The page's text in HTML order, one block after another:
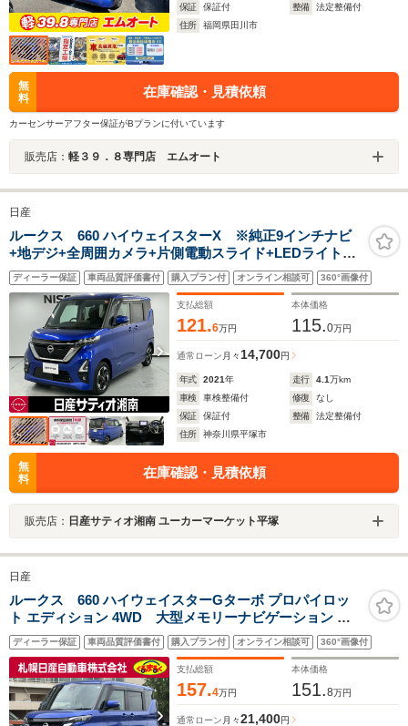
保証
保証付 整備
法定整備付
住所
福岡県田川市
無
料
在庫確認・見積依頼
カーセンサーアフター保証がBプランに付いています
販売店： 軽３９．８専門店 エムオート
日産
ルークス 660 ハイウェイスターX ※純正9インチナビ
+地デジ+全周囲カメラ+片側電動スライド+LEDライト
+ドラレコ+ETC+インテリジェントキー+サイドエアバッ
ク+カーテンエアバック+衝突被害軽減ブレーキ+踏み間違
い防止+車線逸脱警報※
ディーラー保証 車両品質評価書付 購入プラン付 オンライン相談可 360°画像付
支払総額
121.6万円
本体価格
115.0万円
通常ローン 月々 14,700円
年式 2021年 走行 4.1万km
車検
車検整備付 修復
なし
保証
保証付 整備
法定整備付
住所
神奈川県平塚市
無
料
在庫確認・見積依頼
販売店： 日産サティオ湘南 ユーカーマーケット平塚
日産
ルークス 660 ハイウェイスターGターボ プロパイロッ
ト エディション 4WD 大型メモリーナビゲーション フ
ルセグテレビ アラウンドビューモニター インテリジェ
ントキー LEDヘッドライト エマージェンシーブレーキ プ
ロパイロット 両側オートスライドドア VDC 4WD
ディーラー保証 車両品質評価書付 購入プラン付 オンライン相談可 360°画像付
支払総額
157.4万円
本体価格
151.8万円
通常ローン 月々21,400円